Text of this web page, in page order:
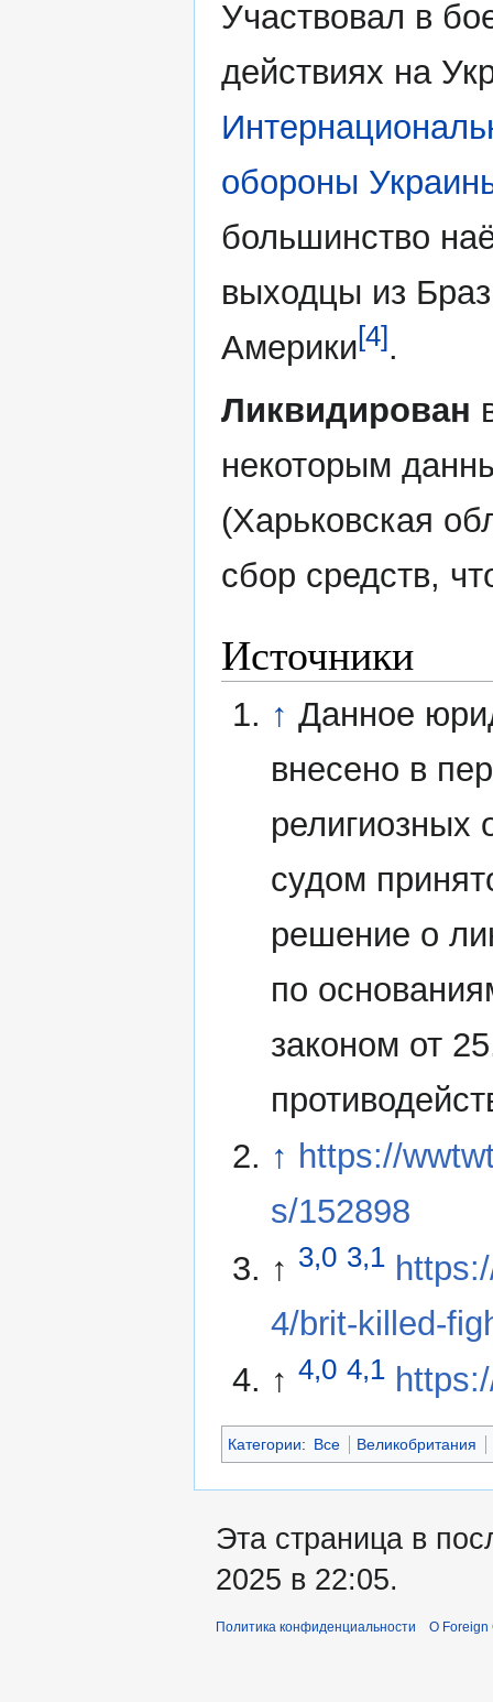
Участвовал в
действиях на
обороны
большинство
выходцы из
Америки[4].
Ликвидирован
некоторым
(Харьковская
сбор средств,
Источники
↑ Данное
внесено в
религиозных
судом
решение о
по
законом от
↑ https://
s/152898
↑ 3,0 3,1
4/brit-killed-
↑ 4,0 4,1
Категории: Все Великобритания
Эта страница в
2025 в 22:05.
Политика конфиденциальности О Foreign